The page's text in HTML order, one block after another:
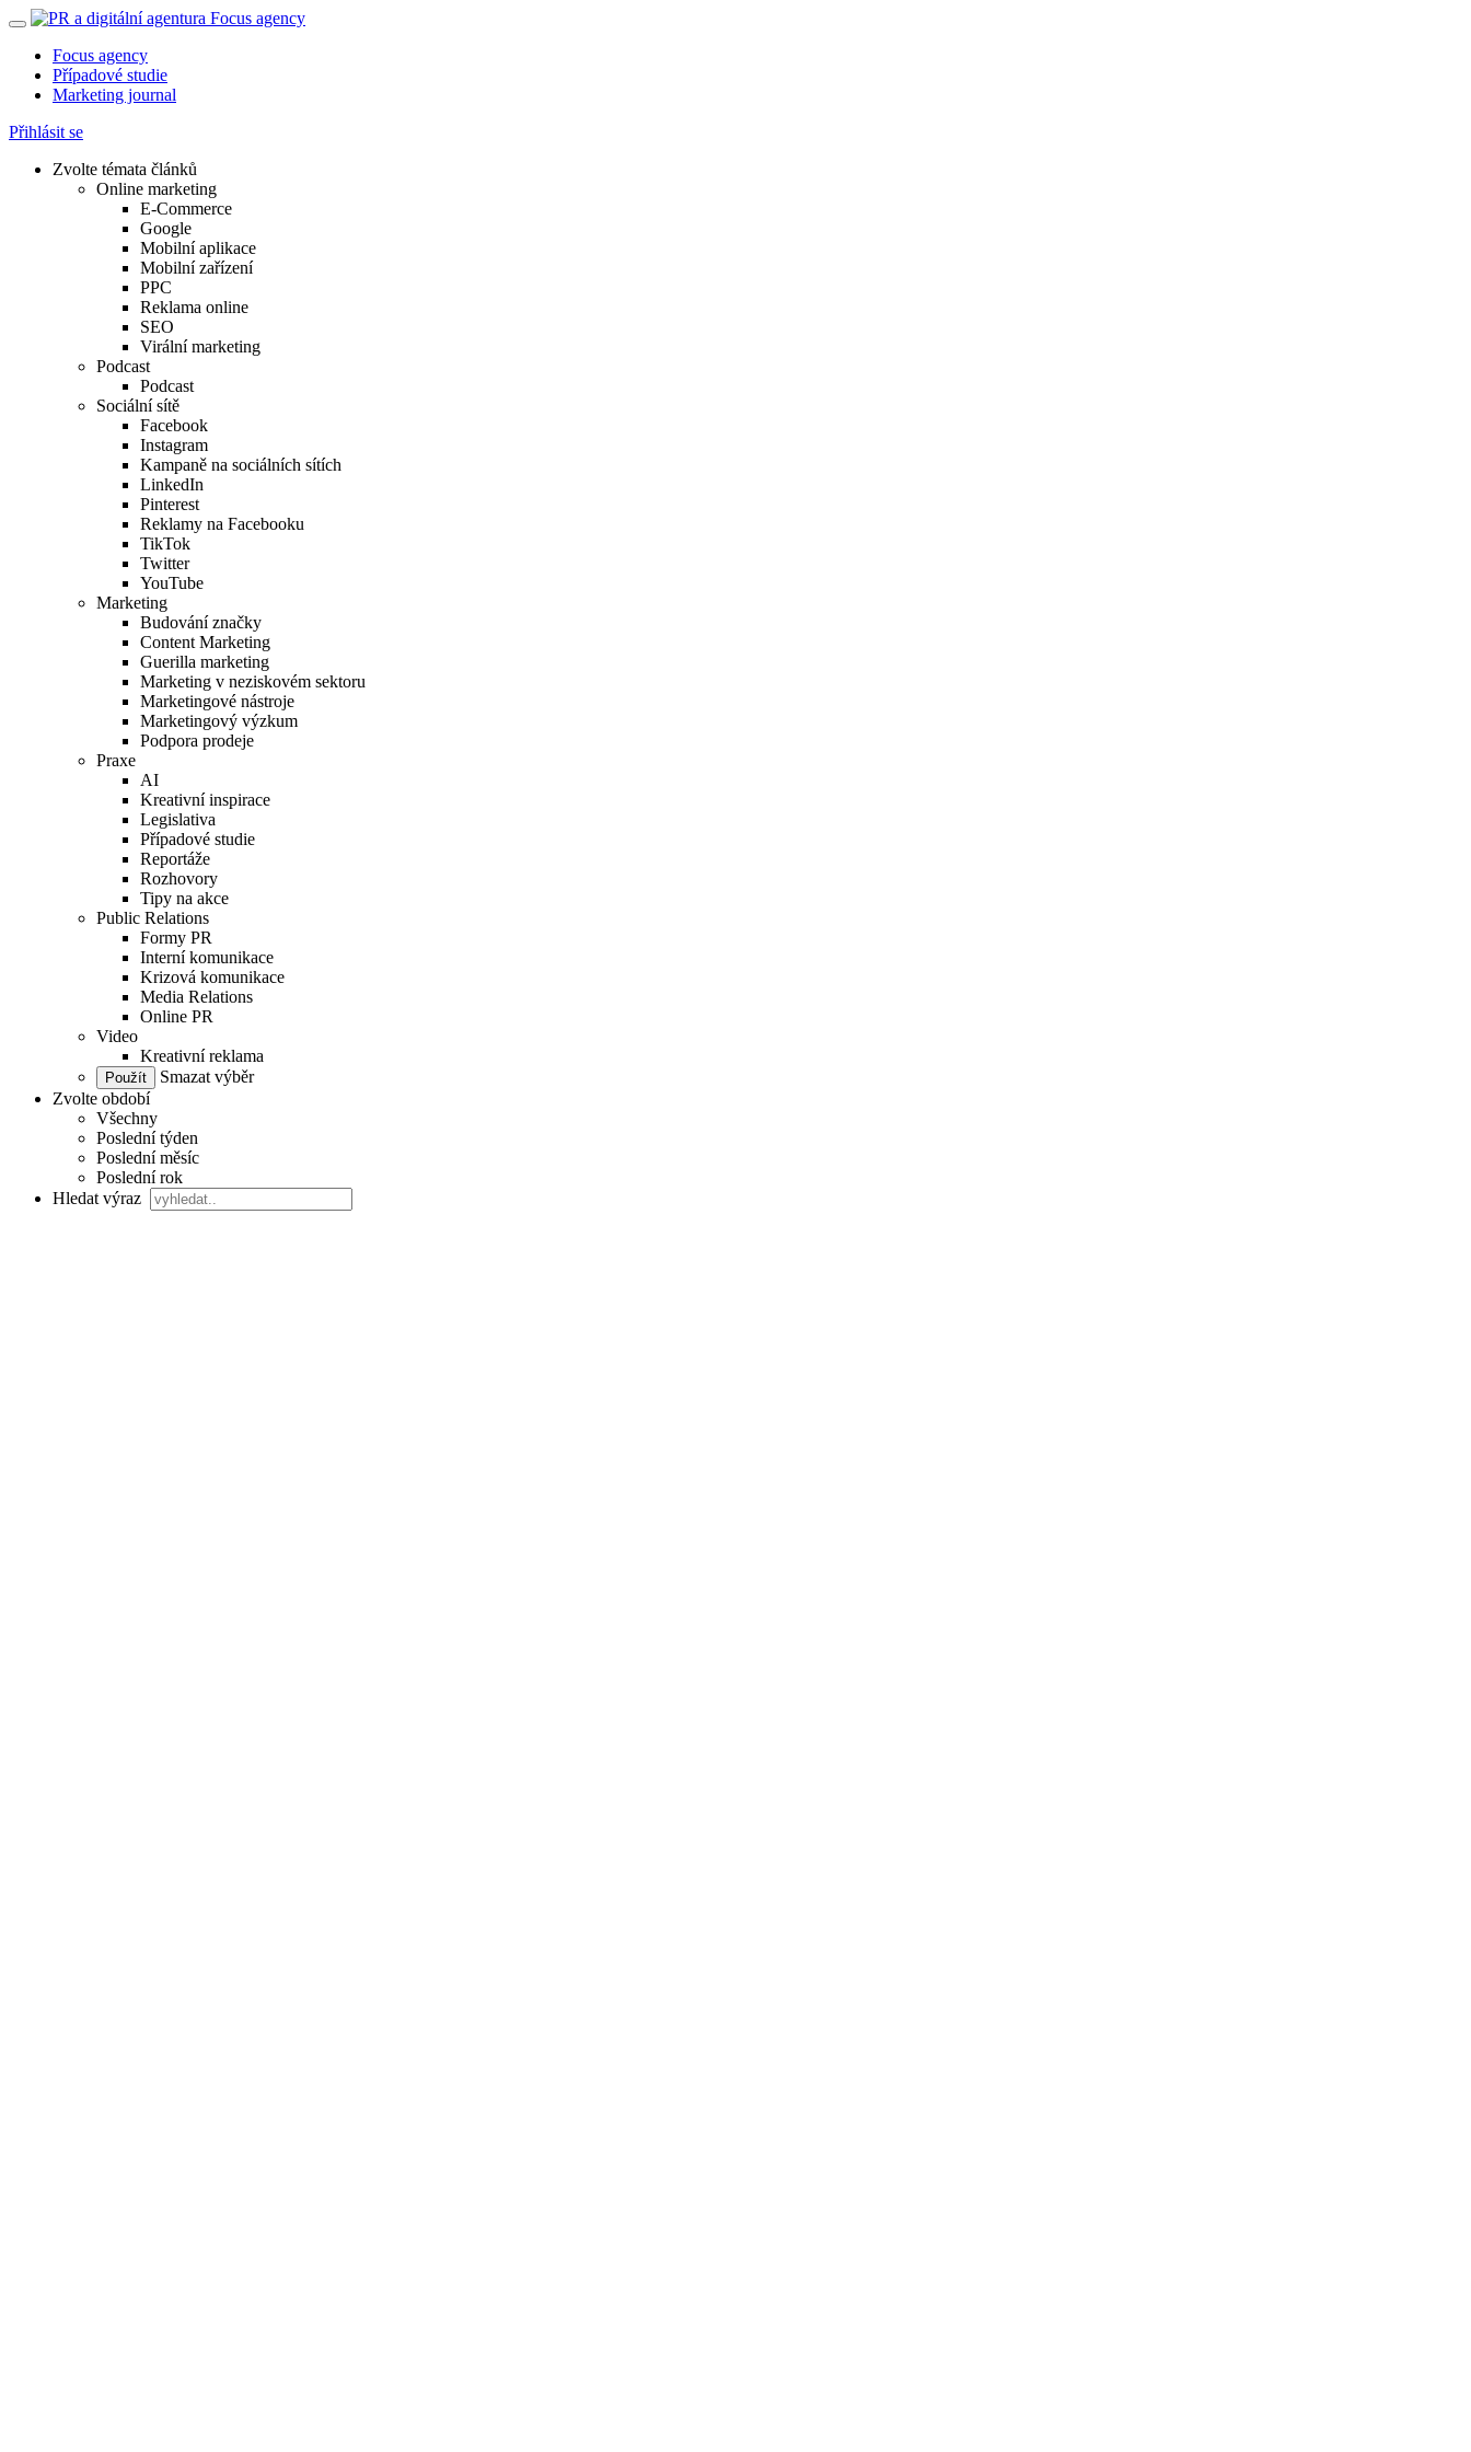
Focus agency
Případové studie
Marketing journal
Přihlásit se
Zvolte témata článků
Online marketing
E-Commerce
Google
Mobilní aplikace
Mobilní zařízení
PPC
Reklama online
SEO
Virální marketing
Podcast
Podcast
Sociální sítě
Facebook
Instagram
Kampaně na sociálních sítích
LinkedIn
Pinterest
Reklamy na Facebooku
TikTok
Twitter
YouTube
Marketing
Budování značky
Content Marketing
Guerilla marketing
Marketing v neziskovém sektoru
Marketingové nástroje
Marketingový výzkum
Podpora prodeje
Praxe
AI
Kreativní inspirace
Legislativa
Případové studie
Reportáže
Rozhovory
Tipy na akce
Public Relations
Formy PR
Interní komunikace
Krizová komunikace
Media Relations
Online PR
Video
Kreativní reklama
Smazat výběr
Zvolte období
Všechny
Poslední týden
Poslední měsíc
Poslední rok
Hledat výraz